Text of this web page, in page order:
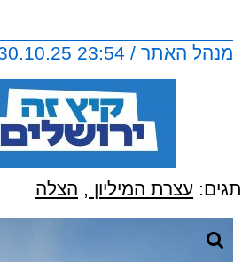
מנהל האתר / 23:54 30.10.25
תגים: עצרת המיליון , הצלה